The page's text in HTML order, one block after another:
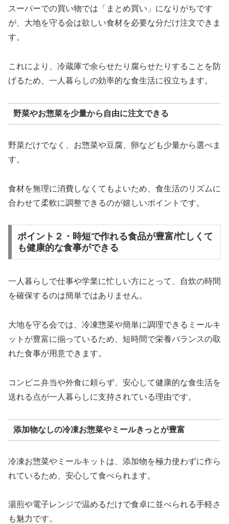
スーパーでの買い物では「まとめ買い」になりがちです
が、大地を守る会は欲しい食材を必要な分だけ注文できま
す。
これにより、冷蔵庫で余らせたり腐らせたりすることを防
げるため、一人暮らしの効率的な食生活に役立ちます。
野菜やお惣菜を少量から自由に注文できる
野菜だけでなく、お惣菜や豆腐、卵なども少量から選べま
す。
食材を無理に消費しなくてもよいため、食生活のリズムに
合わせて柔軟に調整できるのが嬉しいポイントです。
ポイント２・時短で作れる食品が豊富/忙しくて
も健康的な食事ができる
一人暮らしで仕事や学業に忙しい方にとって、自炊の時間
を確保するのは簡単ではありません。
大地を守る会では、冷凍惣菜や簡単に調理できるミールキ
ットが豊富に揃っているため、短時間で栄養バランスの取
れた食事が用意できます。
コンビニ弁当や外食に頼らず、安心して健康的な食生活を
送れる点が一人暮らしに支持されている理由です。
添加物なしの冷凍お惣菜やミールきっとが豊富
冷凍お惣菜やミールキットは、添加物を極力使わずに作ら
れているため、安心して食べられます。
湯煎や電子レンジで温めるだけで食卓に並べられる手軽さ
も魅力です。